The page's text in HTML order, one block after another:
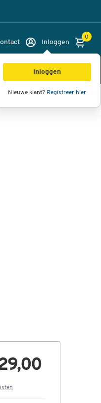
Inloggen
Inloggen
Nieuwe klant? Registreer hier
0